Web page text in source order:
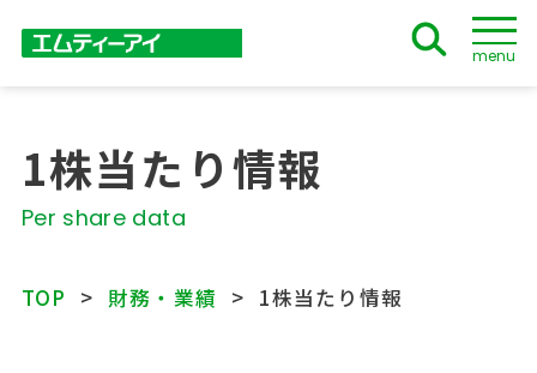
menu
1株当たり情報
Per share data
TOP 財務・業績 1株当たり情報